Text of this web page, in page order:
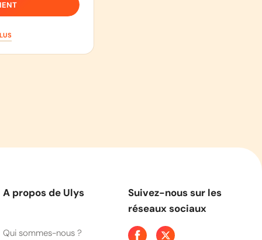
A propos de Ulys
Qui sommes-nous ?
Suivez-nous sur les
réseaux sociaux